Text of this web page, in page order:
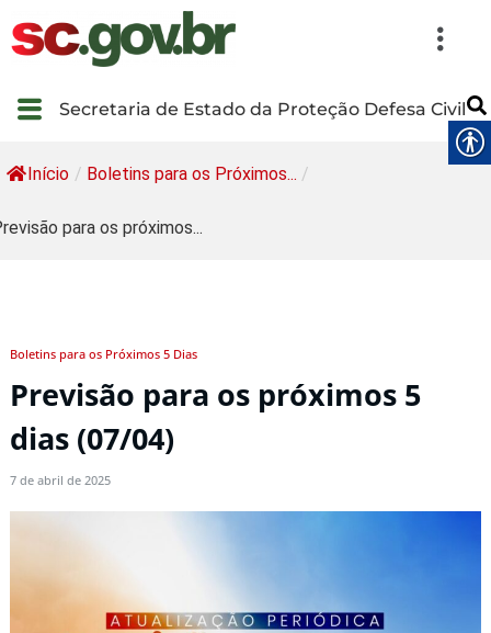
Secretaria de Estado da Proteção Defesa Civil
Início / Boletins para os Próximos... /
para os próximos...
Boletins para os Próximos 5 Dias
Previsão para os próximos 5
dias (07/04)
7 de abril de 2025